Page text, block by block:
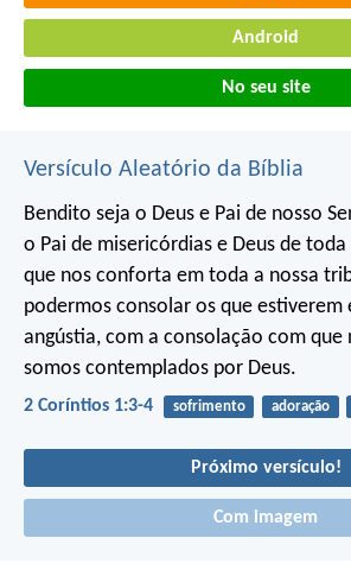
Android
No seu site
Versículo Aleatório da Bíblia
Bendito seja o Deus e Pai de nosso
o Pai de misericórdias e Deus de
que nos conforta em toda a nossa
podermos consolar os que estiverem
angústia, com a consolação com que
somos contemplados por Deus.
2 Coríntios 1:3-4 sofrimento adoração
Próximo versículo!
Com imagem